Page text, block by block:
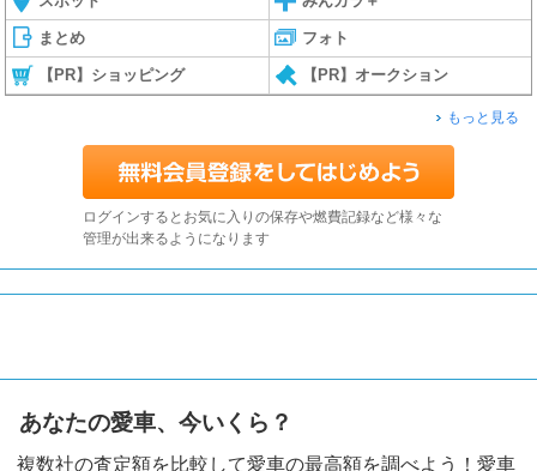
まとめ フォト
【PR】ショッピング 【PR】オークション
もっと見る
ログインするとお気に入りの保存や燃費記録など様々な
管理が出来るようになります
あなたの愛車、今いくら？
複数社の査定額を比較して愛車の最高額を調べよう！愛車